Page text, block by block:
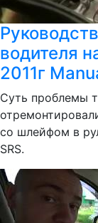
водителя
2011г
Суть проблемы
со шлейфом в
SRS.